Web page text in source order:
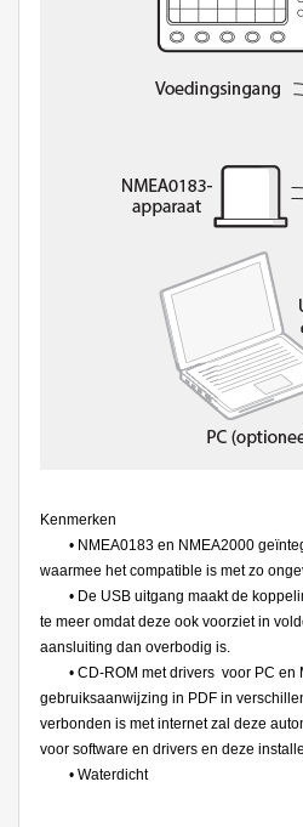
Kenmerken
• NMEA0183 en NMEA2000
waarmee het compatible is met zo
• De USB uitgang maakt de
te meer omdat deze ook voorziet in
aansluiting dan overbodig is.
• CD-ROM met drivers voor PC en
gebruiksaanwijzing in PDF in
verbonden is met internet zal deze
voor software en drivers en deze
• Waterdicht